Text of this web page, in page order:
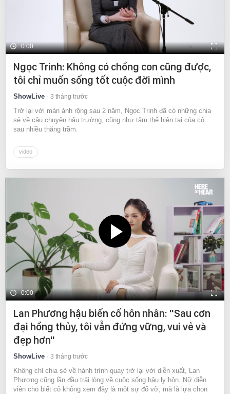
0:00
Ngọc Trinh: Không có chồng con cũng được,
tôi chỉ muốn sống tốt cuộc đời mình
ShowLive 3 tháng trước
Trở lại với màn ảnh rộng sau 2 năm, Ngọc Trinh đã có những chia
sẻ về câu chuyện hậu trường, cũng như tâm thế hiện tại của cô
sau nhiều thăng trầm.
video
0:00
Lan Phương hậu biến cố hôn nhân: "Sau cơn
đại hồng thủy, tôi vẫn đứng vững, vui vẻ và
đẹp hơn"
ShowLive 3 tháng trước
Không chỉ chia sẻ về hành trình quay trở lại với diễn xuất, Lan
Phương cũng lần đầu trải lòng về cuộc sống hậu ly hôn. Nữ diễn
viên cho biết cô không xem đây là một sự đổ vỡ, mà là lựa chọn